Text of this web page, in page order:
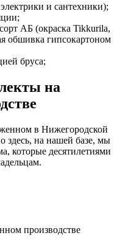
и сантехники);
АБ (окраска Tikkurila,
обшивка гипсокартоном
бруса;
на
в Нижегородской
здесь, на нашей базе, мы
которые десятилетиями
производстве